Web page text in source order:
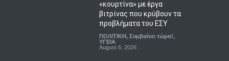
«κουρτίνα» με έργα
βιτρίνας που κρύβουν τα
προβλήματα του ΕΣΥ
ΠΟΛΙΤΙΚΗ, Συμβαίνει τώρα!,
ΥΓΕΙΑ
August 6, 2026